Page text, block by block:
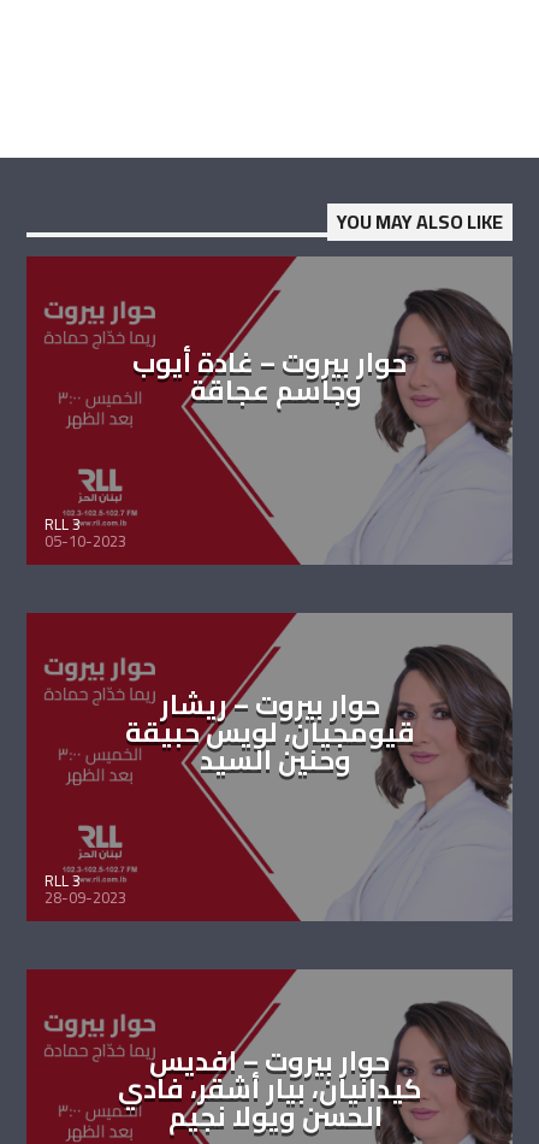
YOU MAY ALSO LIKE
حوار بيروت – غادة أيوب
وجاسم عجاقة
RLL 3
05-10-2023
حوار بيروت – ريشار
قيومجيان، لويس حبيقة
وحنين السيد
RLL 3
28-09-2023
حوار بيروت – افديس
كيدانيان، بيار أشقر، فادي
الحسن ويولا نجيم